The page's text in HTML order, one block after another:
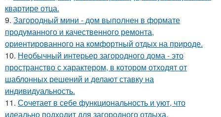
квартире отца.
9. Загородный мини - дом выполнен в формате
продуманного и качественного ремонта,
ориентированного на комфортный отдых на природе.
10. Необычный интерьер загородного дома - это
пространство с характером, в котором отходят от
шаблонных решений и делают ставку на
индивидуальность.
11. Сочетает в себе функциональность и уют, что
идеально подходит для загородного отдыха.